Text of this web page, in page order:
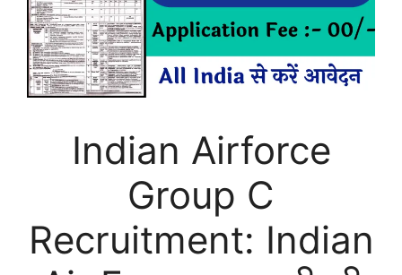
Indian Airforce
Group C
Recruitment: Indian